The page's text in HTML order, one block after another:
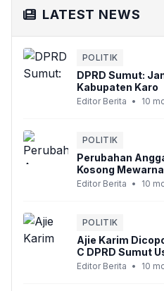
LATEST NEWS
POLITIK
DPRD Sumut:
Kabupaten Karo
Editor Berita • 10
POLITIK
Perubahan
Kosong
Editor Berita • 10
POLITIK
Ajie Karim
C DPRD Sumut
Anggota Biasa di
Editor Berita • 10